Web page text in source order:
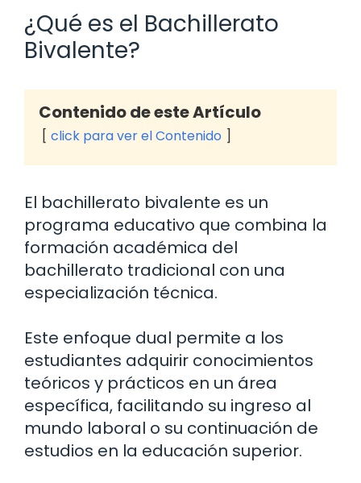
¿Qué es el Bachillerato
Bivalente?
Contenido de este Artículo
click para ver el Contenido
El bachillerato bivalente es un
programa educativo que combina la
formación académica del
bachillerato tradicional con una
especialización técnica.
Este enfoque dual permite a los
estudiantes adquirir conocimientos
teóricos y prácticos en un área
específica, facilitando su ingreso al
mundo laboral o su continuación de
estudios en la educación superior.